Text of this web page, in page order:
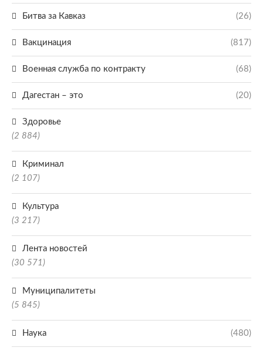
Битва за Кавказ (26)
Вакцинация (817)
Военная служба по контракту (68)
Дагестан – это (20)
Здоровье
(2 884)
Криминал
(2 107)
Культура
(3 217)
Лента новостей
(30 571)
Муниципалитеты
(5 845)
Наука (480)